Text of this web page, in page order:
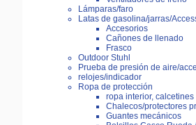
Lámparas/faro
Latas de gasolina/jarras/
Accesorios
Cañones de llenado
Frasco
Outdoor Stuhl
Prueba de presión de aire/
relojes/indicador
Ropa de protección
ropa interior, calcetines
Chalecos/protectores
Guantes mecánicos